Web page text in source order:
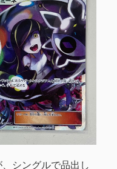
シングルで品出し